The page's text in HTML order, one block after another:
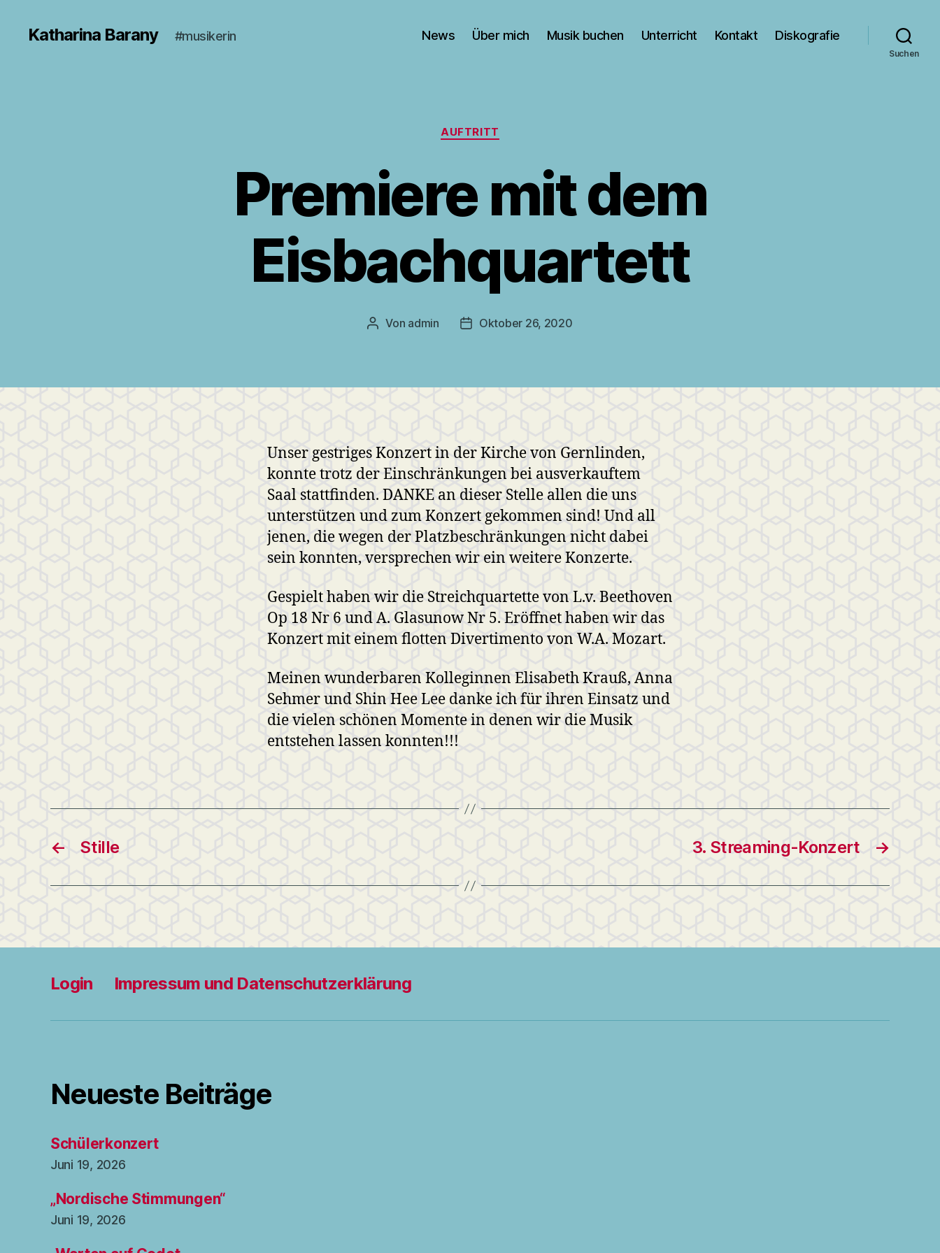
Katharina Barany #musikerin News Über mich Musik buchen Unterricht Kontakt Diskografie
Suchen
Kategorien
AUFTRITT
Premiere mit dem
Eisbachquartett
Beitragsautor
Von admin Veröffentlichungsdatum
Oktober 26, 2020
Unser gestriges Konzert in der Kirche von Gernlinden,
konnte trotz der Einschränkungen bei ausverkauftem
Saal stattfinden. DANKE an dieser Stelle allen die uns
unterstützen und zum Konzert gekommen sind! Und all
jenen, die wegen der Platzbeschränkungen nicht dabei
sein konnten, versprechen wir ein weitere Konzerte.
Gespielt haben wir die Streichquartette von L.v. Beethoven
Op 18 Nr 6 und A. Glasunow Nr 5. Eröffnet haben wir das
Konzert mit einem flotten Divertimento von W.A. Mozart.
Meinen wunderbaren Kolleginnen Elisabeth Krauß, Anna
Sehmer und Shin Hee Lee danke ich für ihren Einsatz und
die vielen schönen Momente in denen wir die Musik
entstehen lassen konnten!!!
← Stille →
3. Streaming-Konzert
Login Impressum und Datenschutzerklärung
Neueste Beiträge
Schülerkonzert
Juni 19, 2026
„Nordische Stimmungen“
Juni 19, 2026